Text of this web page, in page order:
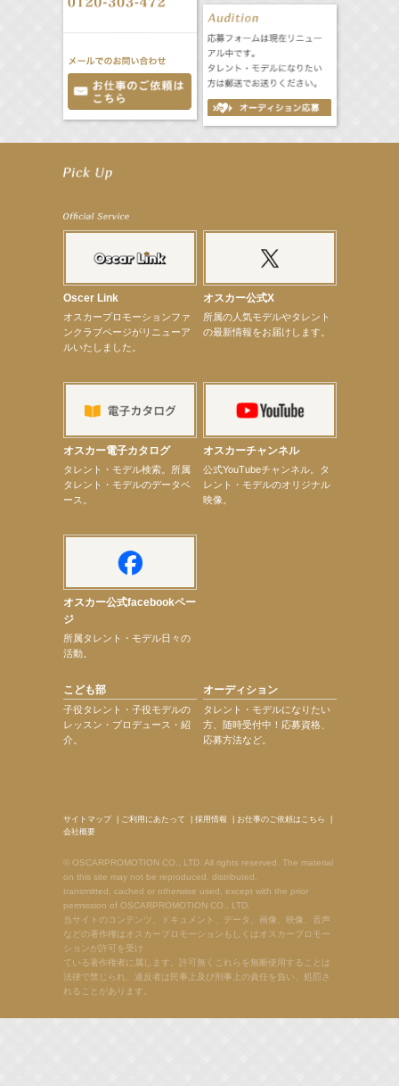
【武井咲】ENFÖLD 2026 PF/FW archetypeに登場！
【elfin’】8月16日（日）「全世界」発売記念イベント決定！
【elfin’】7thシングル『全世界』がFM TANABEでO.A.決定♪
【昆虫ハンター牧田習】宝塚市立手塚治虫記念館トークショー＆宝塚文化芸術センター昆虫展示イ
ショーゲスト出演！
【定本楓馬】WEB DIGVII 連載企画『東京23時』に登場！
【髙橋ひかる】7月雑誌掲載情報
【elfin’】7thシングル『全世界』がFMふくろうでパワープレイO.A.決定
【elfin’】【辻美優】8月28日（金）「辻美優(elfin’)グレイテスト・ショー」に出演決定！
【elfin’】9月27日（日）「Beauty Voice Theater Reboot Vol.3」開催決定！
【本田紗来】「Ray」9月号発売中！
【宇垣美里】「マンガ【推しの子】展‐星のキセキ‐」オープニングイベント
Oscer Link
オスカープロモーションファ
ンクラブページがリニューア
ルいたしました。
オスカー公式X
所属の人気モデルやタレント
の最新情報をお届けします。
オスカー電子カタログ
タレント・モデル検索。所属
タレント・モデルのデータベ
ース。
オスカーチャンネル
公式YouTubeチャンネル。タ
レント・モデルのオリジナル
映像。
オスカー公式facebookペー
ジ
所属タレント・モデル日々の
活動。
こども部
子役タレント・子役モデルの
レッスン・プロデュース・紹
介。
オーディション
タレント・モデルになりたい
方、随時受付中！応募資格、
応募方法など。
サイトマップ| ご利用にあたって 採用情報 お仕事のご依頼はこちら
会社概要
© OSCARPROMOTION CO., LTD. All rights reserved. The material
on this site may not be reproduced, distributed,
transmitted, cached or otherwise used, except with the prior
permission of OSCARPROMOTION CO., LTD.
当サイトのコンテンツ、ドキュメント、データ、画像、映像、音声
などの著作権はオスカープロモーションもしくはオスカープロモー
ションが許可を受け
ている著作権者に属します。許可無くこれらを無断使用することは
法律で禁じられ、違反者は民事上及び刑事上の責任を負い、処罰さ
れることがあります。